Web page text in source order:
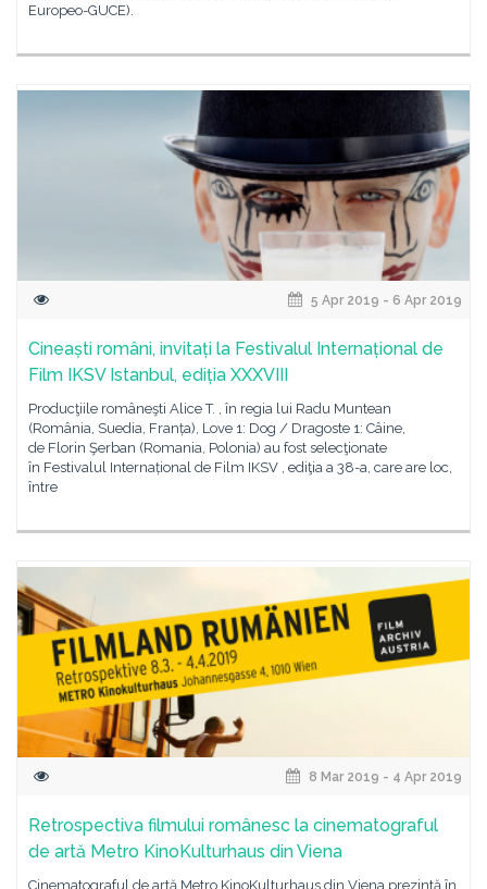
Europeo-GUCE).
5 Apr 2019 - 6 Apr 2019
Cineaști români, invitați la Festivalul Internațional de
Film IKSV Istanbul, ediția XXXVIII
Producţiile româneşti Alice T. , în regia lui Radu Muntean
(România, Suedia, Franța), Love 1: Dog / Dragoste 1: Câine,
de Florin Şerban (Romania, Polonia) au fost selecţionate
în Festivalul Internațional de Film IKSV , ediţia a 38-a, care are loc,
între
8 Mar 2019 - 4 Apr 2019
Retrospectiva filmului românesc la cinematograful
de artă Metro KinoKulturhaus din Viena
Cinematograful de artă Metro KinoKulturhaus din Viena prezintă în